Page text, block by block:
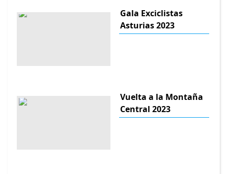
Gala Exciclistas
Asturias 2023
Vuelta a la Montaña
Central 2023